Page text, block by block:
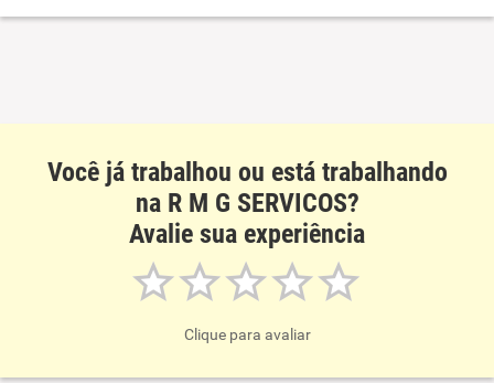
Recomenda esta empresa
Você já trabalhou ou está trabalhando
na R M G SERVICOS?
Avalie sua experiência
Clique para avaliar